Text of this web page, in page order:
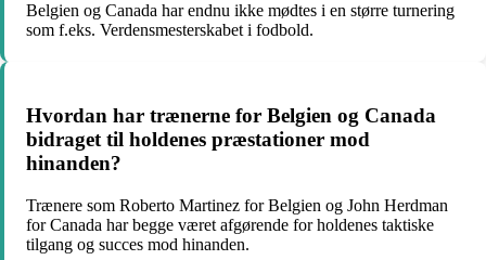
Belgien og Canada har endnu ikke mødtes i en større turnering
som f.eks. Verdensmesterskabet i fodbold.
Hvordan har trænerne for Belgien og Canada
bidraget til holdenes præstationer mod
hinanden?
Trænere som Roberto Martinez for Belgien og John Herdman
for Canada har begge været afgørende for holdenes taktiske
tilgang og succes mod hinanden.